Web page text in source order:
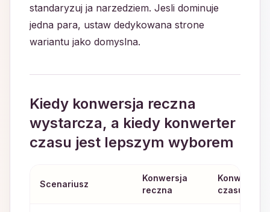
standaryzuj ja narzedziem. Jesli dominuje
jedna para, ustaw dedykowana strone
wariantu jako domyslna.
Kiedy konwersja reczna
wystarcza, a kiedy konwerter
czasu jest lepszym wyborem
Scenariusz
Konwersja
reczna
Konwerter
czasu